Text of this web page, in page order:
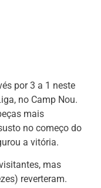
por 3 a 1 neste
no Camp Nou.
mais
no começo do
a vitória.
mas
reverteram.